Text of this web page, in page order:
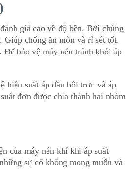
giá cao về độ bền. Bởi chúng
chống ăn mòn và rỉ sét tốt.
bảo vệ máy nén tránh khỏi áp
hiệu suất áp dầu bôi trơn và áp
đơn được chia thành hai nhóm
của máy nén khí khi áp suất
sự cố không mong muốn và